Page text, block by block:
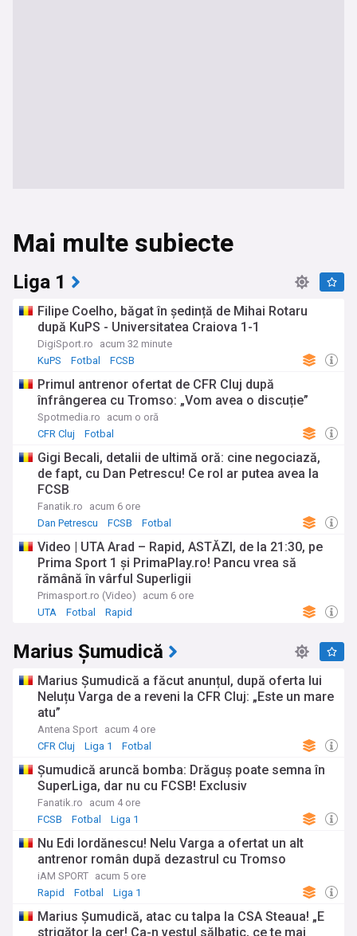
Mai multe subiecte
Liga 1
Filipe Coelho, băgat în ședință de Mihai Rotaru
după KuPS - Universitatea Craiova 1-1
DigiSport.ro
acum 32 minute
KuPS
Fotbal FCSB
Primul antrenor ofertat de CFR Cluj după
înfrângerea cu Tromso: „Vom avea o discuție”
Spotmedia.ro
acum o oră
CFR Cluj
Fotbal
Gigi Becali, detalii de ultimă oră: cine negociază,
de fapt, cu Dan Petrescu! Ce rol ar putea avea la
FCSB
Fanatik.ro
acum 6 ore
Dan Petrescu
FCSB Fotbal
Video | UTA Arad – Rapid, ASTĂZI, de la 21:30, pe
Prima Sport 1 şi PrimaPlay.ro! Pancu vrea să
rămână în vârful Superligii
Primasport.ro (Video)
acum 6 ore
UTA
Fotbal Rapid
Marius Șumudică
Marius Șumudică a făcut anunțul, după oferta lui
Neluțu Varga de a reveni la CFR Cluj: „Este un mare
atu”
Antena Sport acum 4 ore
CFR Cluj
Liga 1 Fotbal
Șumudică aruncă bomba: Drăguș poate semna în
SuperLiga, dar nu cu FCSB! Exclusiv
Fanatik.ro
acum 4 ore
FCSB
Fotbal Liga 1
Nu Edi Iordănescu! Nelu Varga a ofertat un alt
antrenor român după dezastrul cu Tromso
iAM SPORT acum 5 ore
Rapid
Fotbal Liga 1
Marius Șumudică, atac cu talpa la CSA Steaua! „E
strigător la cer! Ca-n vestul sălbatic, ce te mai